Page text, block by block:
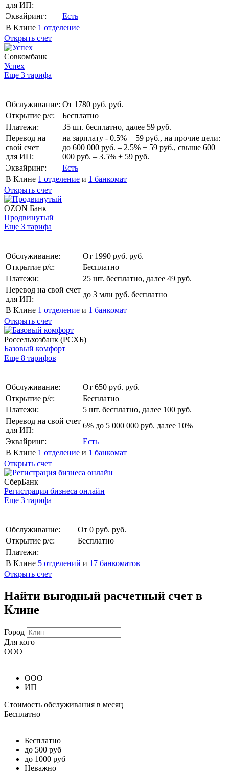
для ИП:
Эквайринг:
Есть
В Клине 1 отделение
Открыть счет
Совкомбанк
Успех
Еще 3 тарифа
Обслуживание: От 1780 руб. руб.
Открытие р/с:
Бесплатно
Платежи:
35 шт. бесплатно, далее 59 руб.
Перевод на
свой счет
для ИП:
на зарплату - 0.5% + 59 руб., на прочие цели:
до 600 000 руб. – 2.5% + 59 руб., свыше 600
000 руб. – 3.5% + 59 руб.
Эквайринг:
Есть
В Клине 1 отделение и 1 банкомат
Открыть счет
OZON Банк
Продвинутый
Еще 3 тарифа
Обслуживание:
От 1990 руб. руб.
Открытие р/с:
Бесплатно
Платежи:
25 шт. бесплатно, далее 49 руб.
Перевод на свой счет
для ИП:
до 3 млн руб. бесплатно
В Клине 1 отделение и 1 банкомат
Открыть счет
Россельхозбанк (РСХБ)
Базовый комфорт
Еще 8 тарифов
Обслуживание:
От 650 руб. руб.
Открытие р/с:
Бесплатно
Платежи:
5 шт. бесплатно, далее 100 руб.
Перевод на свой счет
для ИП:
6% до 5 000 000 руб. далее 10%
Эквайринг:
Есть
В Клине 1 отделение и 1 банкомат
Открыть счет
СберБанк
Регистрация бизнеса онлайн
Еще 3 тарифа
Обслуживание:
От 0 руб. руб.
Открытие р/с:
Бесплатно
Платежи:
В Клине 5 отделений и 17 банкоматов
Открыть счет
Найти выгодный расчетный счет в
Клине
Город
Для кого
ООО
ООО
ИП
Стоимость обслуживания в месяц
Бесплатно
Бесплатно
до 500 руб
до 1000 руб
Неважно